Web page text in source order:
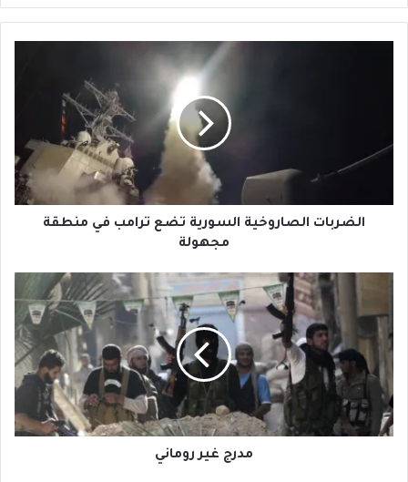
في
منطقة
الضربات الصاروخية السورية تضع ترامب في منطقة
مجهولة
مدرج
روماني
مدرج غير روماني